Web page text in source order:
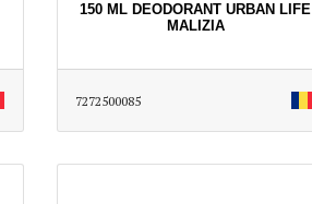
150 ML DEODORANT URBAN LIFE
MALIZIA
7272500085